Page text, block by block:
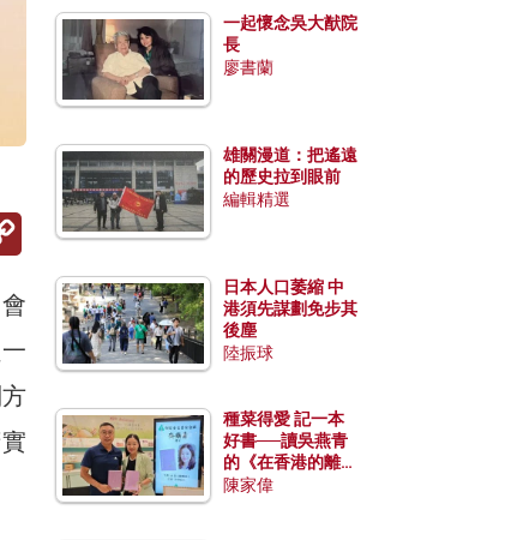
Copy
Link
一起懷念吳大猷院
長
廖書蘭
雄關漫道：把遙遠
的歷史拉到眼前
編輯精選
日本人口萎縮 中
港須先謀劃免步其
後塵
陸振球
種菜得愛 記一本
好書──讀吳燕青
的《在香港的離島
種菜》
陳家偉